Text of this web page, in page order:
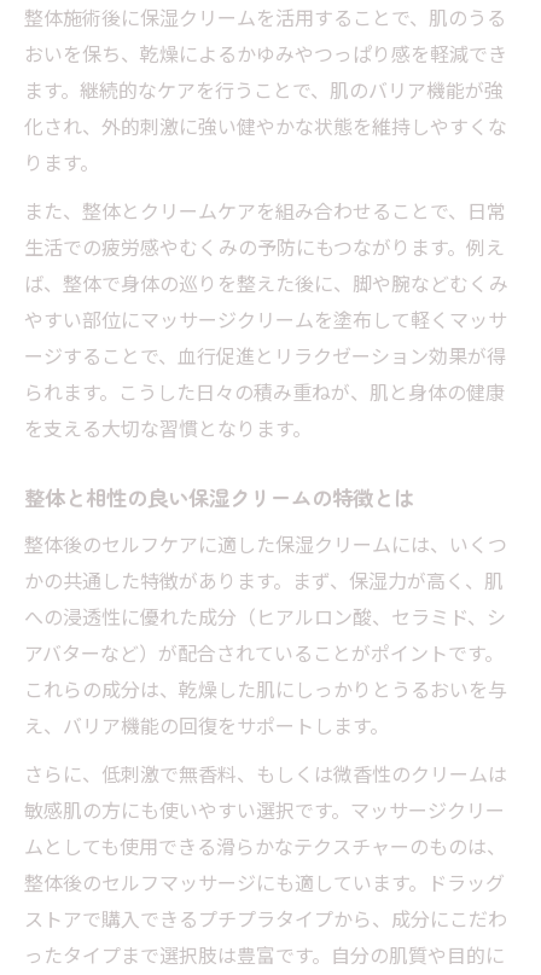
整体施術後に保湿クリームを活用することで、肌のうる
おいを保ち、乾燥によるかゆみやつっぱり感を軽減でき
ます。継続的なケアを行うことで、肌のバリア機能が強
化され、外的刺激に強い健やかな状態を維持しやすくな
ります。
また、整体とクリームケアを組み合わせることで、日常
生活での疲労感やむくみの予防にもつながります。例え
ば、整体で身体の巡りを整えた後に、脚や腕などむくみ
やすい部位にマッサージクリームを塗布して軽くマッサ
ージすることで、血行促進とリラクゼーション効果が得
られます。こうした日々の積み重ねが、肌と身体の健康
を支える大切な習慣となります。
整体と相性の良い保湿クリームの特徴とは
整体後のセルフケアに適した保湿クリームには、いくつ
かの共通した特徴があります。まず、保湿力が高く、肌
への浸透性に優れた成分（ヒアルロン酸、セラミド、シ
アバターなど）が配合されていることがポイントです。
これらの成分は、乾燥した肌にしっかりとうるおいを与
え、バリア機能の回復をサポートします。
さらに、低刺激で無香料、もしくは微香性のクリームは
敏感肌の方にも使いやすい選択です。マッサージクリー
ムとしても使用できる滑らかなテクスチャーのものは、
整体後のセルフマッサージにも適しています。ドラッグ
ストアで購入できるプチプラタイプから、成分にこだわ
ったタイプまで選択肢は豊富です。自分の肌質や目的に